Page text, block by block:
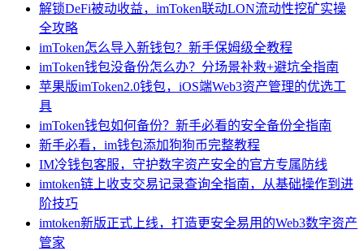
解锁DeFi被动收益，imToken联动LON流动性挖矿实操
全攻略
imToken怎么导入新钱包？新手保姆级全教程
imToken钱包没备份怎么办？分场景补救+避坑全指南
苹果版imToken2.0钱包，iOS端Web3资产管理的优选工
具
imToken钱包如何备份？新手必看的安全备份全指南
新手必看，im钱包添加狗狗币完整教程
IM冷钱包客服，守护数字资产安全的官方专属防线
imtoken链上收支交易记录查询全指南，从基础操作到进
阶技巧
imtoken新版正式上线，打造更安全易用的Web3数字资产
管家